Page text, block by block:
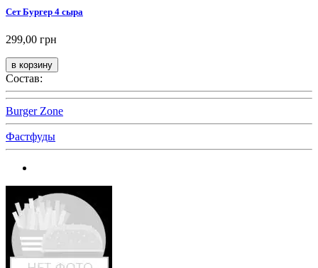
Сет Бургер 4 сыра
299,00 грн
Состав:
Burger Zone
Фастфуды